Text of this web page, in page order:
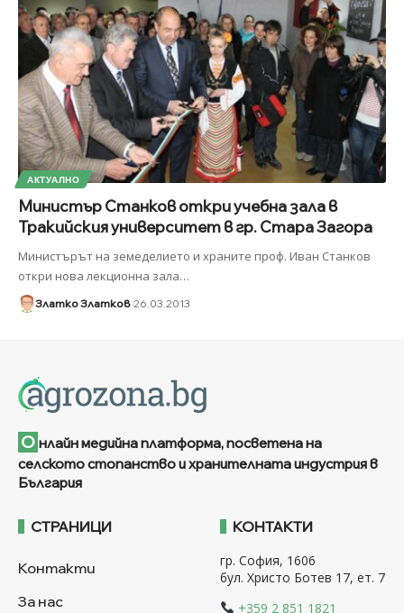
АКТУАЛНО
Министър Станков откри учебна зала в
Тракийския университет в гр. Стара Загора
Министърът на земеделието и храните проф. Иван Станков
откри нова лекционна зала…
Златко Златков 26.03.2013
О нлайн медийна платформа, посветена на
селското стопанство и хранителната индустрия в
България
СТРАНИЦИ
Контакти
За нас
КОНТАКТИ
гр. София, 1606
бул. Христо Ботев 17, ет. 7
+359 2 851 1821